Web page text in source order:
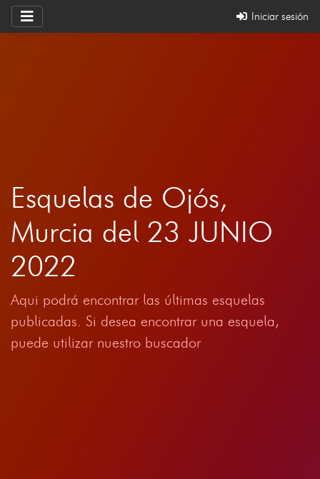
Iniciar sesión
Esquelas de Ojós,
Murcia del 23 JUNIO
2022
Aqui podrá encontrar las últimas esquelas
publicadas. Si desea encontrar una esquela,
puede utilizar nuestro buscador